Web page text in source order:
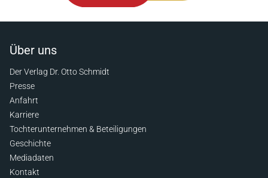
Über uns
Der Verlag Dr. Otto Schmidt
Presse
Anfahrt
Karriere
Tochterunternehmen & Beteiligungen
Geschichte
Mediadaten
Kontakt